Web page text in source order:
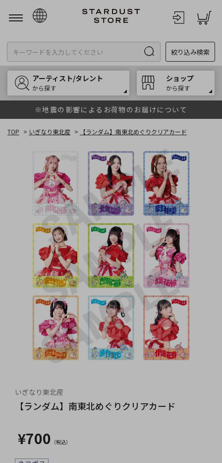
English
한국어
中文
絞り込み検索
アーティスト/タレント
から探す
ショップ
から探す
※地震の影響によるお荷物のお届けについて
TOP > いぎなり東北産 > 【ランダム】南東北めぐりクリアカード
1/10
いぎなり東北産
【ランダム】南東北めぐりクリアカード
¥700